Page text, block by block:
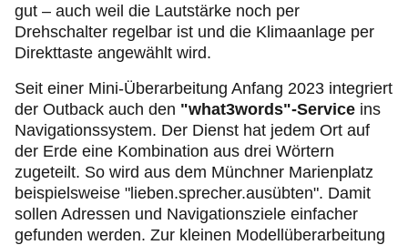
gut – auch weil die Lautstärke noch per
Drehschalter regelbar ist und die Klimaanlage per
Direkttaste angewählt wird.
Seit einer Mini-Überarbeitung Anfang 2023 integriert
der Outback auch den "what3words"-Service ins
Navigationssystem. Der Dienst hat jedem Ort auf
der Erde eine Kombination aus drei Wörtern
zugeteilt. So wird aus dem Münchner Marienplatz
beispielsweise "lieben.sprecher.ausübten". Damit
sollen Adressen und Navigationsziele einfacher
gefunden werden. Zur kleinen Modellüberarbeitung